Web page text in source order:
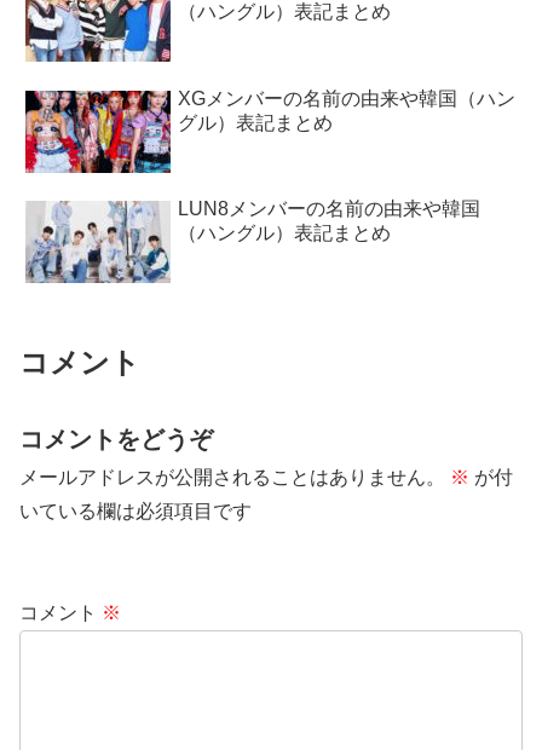
（ハングル）表記まとめ
XGメンバーの名前の由来や韓国（ハン
グル）表記まとめ
LUN8メンバーの名前の由来や韓国
（ハングル）表記まとめ
コメント
コメントをどうぞ
メールアドレスが公開されることはありません。 ※ が付
いている欄は必須項目です
コメント ※